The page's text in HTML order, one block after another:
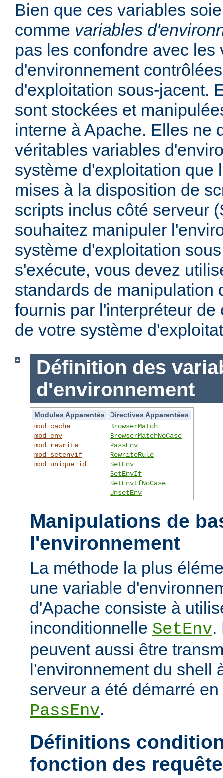
Bien que ces variables
comme variables
pas les confondre avec les
d'environnement
d'exploitation sous-jacent.
sont stockées et
interne à Apache. Elles ne
véritables variables
système d'exploitation que
mises à la disposition de
scripts inclus côté serveur
souhaitez manipuler
système d'exploitation
s'exécute, vous devez
standards de manipulation
fournis par l'interpréteur de
de votre système
Définition des
d'environnement
Modules Apparentés
Directives Apparentées
mod_cache
mod_env
mod_rewrite
mod_setenvif
mod_unique_id
BrowserMatch
BrowserMatchNoCase
PassEnv
RewriteRule
SetEnv
SetEnvIf
SetEnvIfNoCase
UnsetEnv
Manipulations de
l'environnement
La méthode la plus
une variable
d'Apache consiste à
inconditionnelle SetEnv.
peuvent aussi être
l'environnement du shell
serveur a été démarré
PassEnv.
Définitions
fonction des